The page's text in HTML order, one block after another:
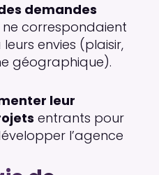
demandes
ne correspondaient
envies (plaisir,
géographique).
leur
entrants pour
l’agence